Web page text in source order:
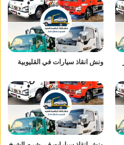
ونش انقاذ سيارات في القليوبية